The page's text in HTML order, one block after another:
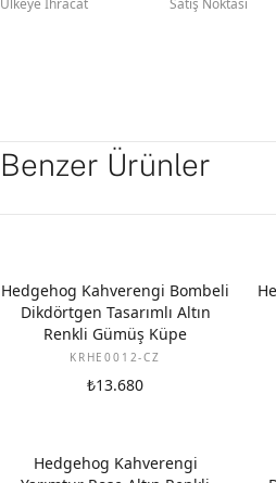
Ülkeye İhracat Satış Noktası
Benzer Ürünler
Hedgehog Kahverengi Bombeli
Dikdörtgen Tasarımlı Altın
Renkli Gümüş Küpe
KRHE0012-CZ
₺13.680
Hedgehog Kahverengi